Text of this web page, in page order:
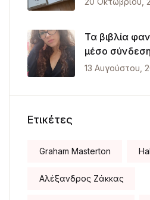
Τα βιβλία
μέσο
13 Αυγούστου,
Ετικέτες
Graham Masterton
Αλέξανδρος Ζάκκας